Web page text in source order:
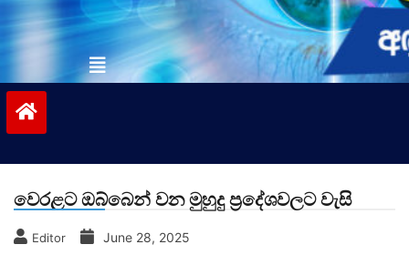
වෙරළට ඔබ්බෙන් වන මුහුදු ප්‍රදේශවලට වැසි
Editor June 28, 2025